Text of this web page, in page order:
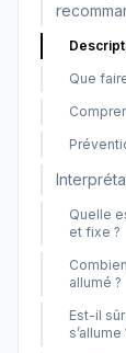
Que
Quelle
et fixe ?
allumé ?
Est-il
s’allume